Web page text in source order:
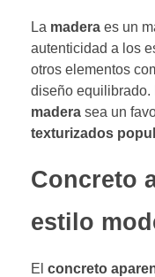
La madera es un
autenticidad a los
otros elementos
diseño equilibrado.
madera sea un
texturizados
Concreto
estilo
El concreto